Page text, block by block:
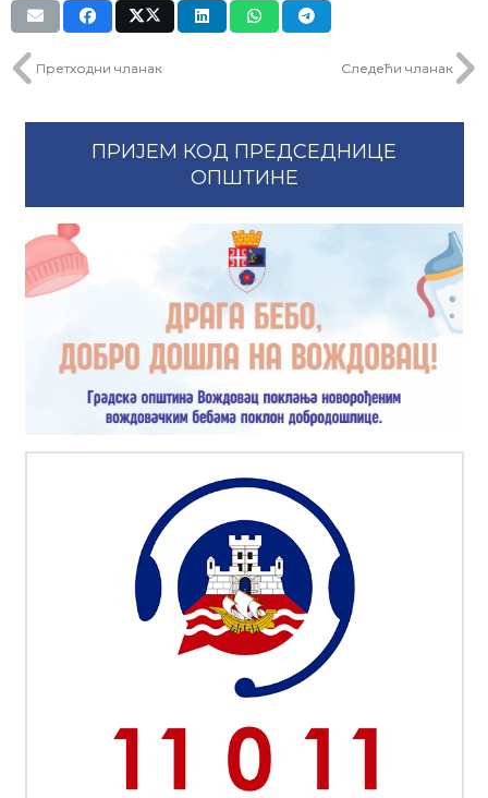
Претходни чланак Следећи чланак
ПРИЈЕМ КОД ПРЕДСЕДНИЦЕ
ОПШТИНЕ